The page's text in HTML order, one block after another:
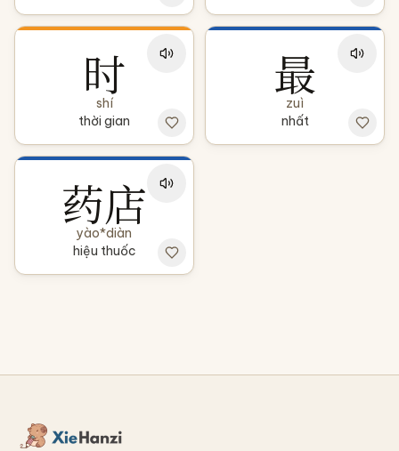
时
shí
thời gian
最
zuì
nhất
药店
yào*diàn
hiệu thuốc